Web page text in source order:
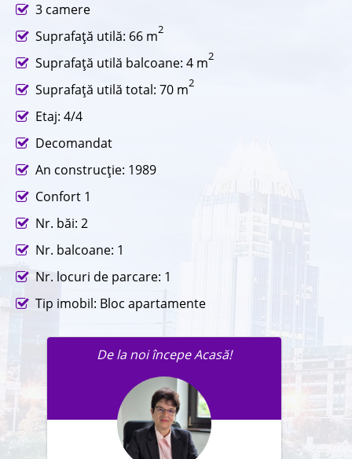
3 camere
Suprafaţă utilă: 66 m2
Suprafaţă utilă balcoane: 4 m2
Suprafaţă utilă total: 70 m2
Etaj: 4/4
Decomandat
An construcţie: 1989
Confort 1
Nr. băi: 2
Nr. balcoane: 1
Nr. locuri de parcare: 1
Tip imobil: Bloc apartamente
De la noi începe Acasă!
Trimite un mesaj agentului în
legatură cu această proprietate.